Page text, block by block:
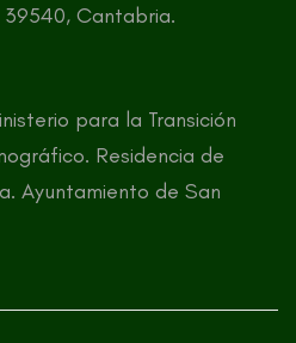
Cantabria.
para la Transición
Residencia de
Ayuntamiento de San